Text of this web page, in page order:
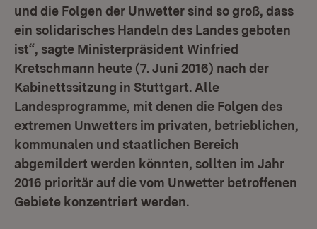
und die Folgen der Unwetter sind so groß, dass
ein solidarisches Handeln des Landes geboten
ist“, sagte Ministerpräsident Winfried
Kretschmann heute (7. Juni 2016) nach der
Kabinettssitzung in Stuttgart. Alle
Landesprogramme, mit denen die Folgen des
extremen Unwetters im privaten, betrieblichen,
kommunalen und staatlichen Bereich
abgemildert werden könnten, sollten im Jahr
2016 prioritär auf die vom Unwetter betroffenen
Gebiete konzentriert werden.